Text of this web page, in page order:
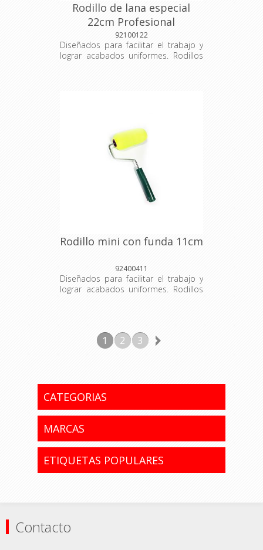
Rodillo de lana especial
22cm Profesional
92100122
Diseñados para facilitar el trabajo y
lograr acabados uniformes. Rodillos
Rodillo mini con funda 11cm
92400411
Diseñados para facilitar el trabajo y
lograr acabados uniformes. Rodillos
como doméstico. Tambor: 40
Medidas: 11cm Material: Poliéster
1 2 3
CATEGORIAS
MARCAS
ETIQUETAS POPULARES
Contacto